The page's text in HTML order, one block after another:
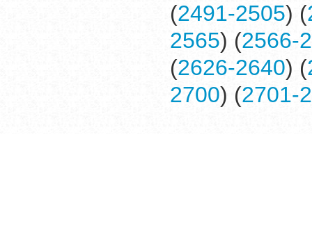
(2491-2505) (
2565) (2566-
(2626-2640) (
2700) (2701-